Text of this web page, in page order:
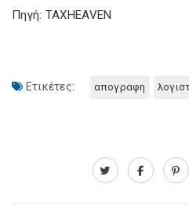
Πηγή: TAXHEAVEN
Ετικέτες: απογραφη